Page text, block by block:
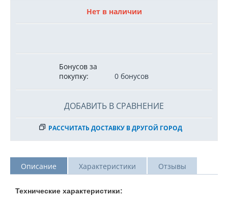
Нет в наличии
Бонусов за
покупку:
0 бонусов
ДОБАВИТЬ В СРАВНЕНИЕ
РАССЧИТАТЬ ДОСТАВКУ В ДРУГОЙ ГОРОД
Описание Характеристики Отзывы
Технические характеристики: